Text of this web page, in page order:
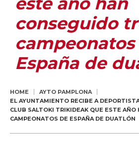
conseguido
campeonatos
España de
HOME
AYTO PAMPLONA
EL AYUNTAMIENTO RECIBE A
CLUB SALTOKI TRIKIDEAK QUE ESTE AÑO
CAMPEONATOS DE ESPAÑA DE DUATLÓN